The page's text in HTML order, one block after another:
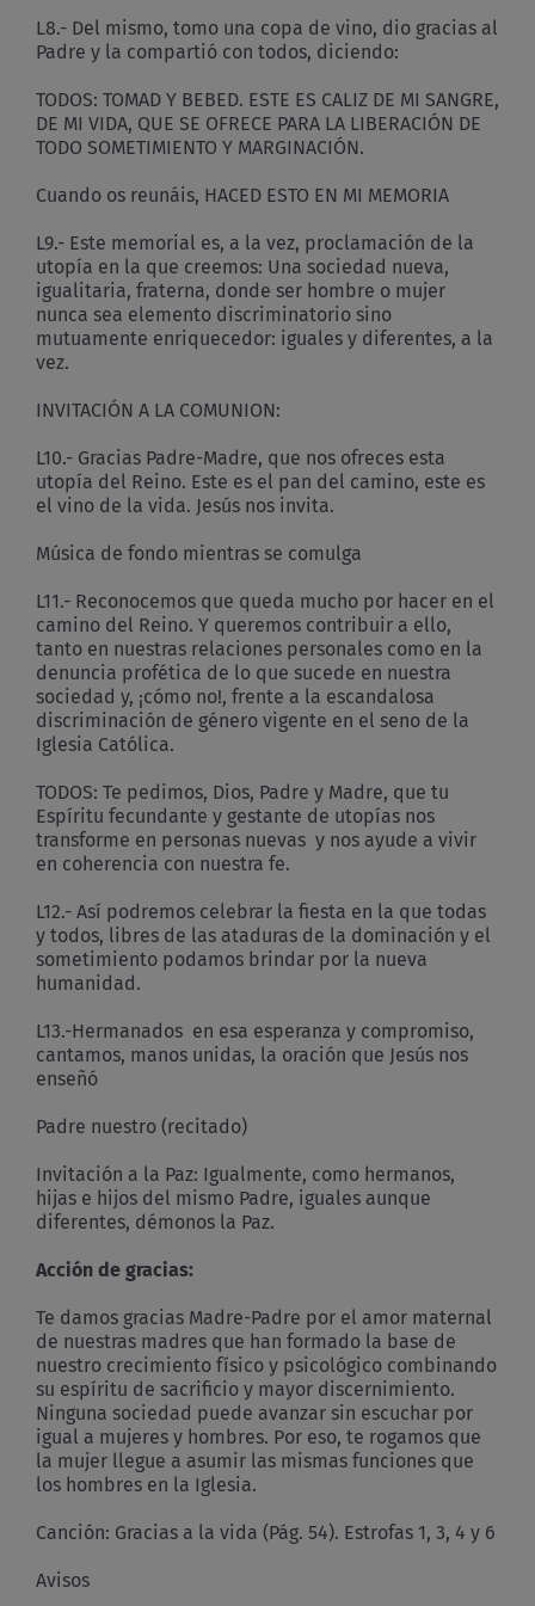
L8.- Del mismo, tomo una copa de vino, dio gracias al
Padre y la compartió con todos, diciendo:
TODOS: TOMAD Y BEBED. ESTE ES CALIZ DE MI SANGRE,
DE MI VIDA, QUE SE OFRECE PARA LA LIBERACIÓN DE
TODO SOMETIMIENTO Y MARGINACIÓN.
Cuando os reunáis, HACED ESTO EN MI MEMORIA
L9.- Este memorial es, a la vez, proclamación de la
utopía en la que creemos: Una sociedad nueva,
igualitaria, fraterna, donde ser hombre o mujer
nunca sea elemento discriminatorio sino
mutuamente enriquecedor: iguales y diferentes, a la
vez.
INVITACIÓN A LA COMUNION:
L10.- Gracias Padre-Madre, que nos ofreces esta
utopía del Reino. Este es el pan del camino, este es
el vino de la vida. Jesús nos invita.
Música de fondo mientras se comulga
L11.- Reconocemos que queda mucho por hacer en el
camino del Reino. Y queremos contribuir a ello,
tanto en nuestras relaciones personales como en la
denuncia profética de lo que sucede en nuestra
sociedad y, ¡cómo no!, frente a la escandalosa
discriminación de género vigente en el seno de la
Iglesia Católica.
TODOS: Te pedimos, Dios, Padre y Madre, que tu
Espíritu fecundante y gestante de utopías nos
transforme en personas nuevas y nos ayude a vivir
en coherencia con nuestra fe.
L12.- Así podremos celebrar la fiesta en la que todas
y todos, libres de las ataduras de la dominación y el
sometimiento podamos brindar por la nueva
humanidad.
L13.-Hermanados en esa esperanza y compromiso,
cantamos, manos unidas, la oración que Jesús nos
enseñó
Padre nuestro (recitado)
Invitación a la Paz: Igualmente, como hermanos,
hijas e hijos del mismo Padre, iguales aunque
diferentes, démonos la Paz.
Acción de gracias:
Te damos gracias Madre-Padre por el amor maternal
de nuestras madres que han formado la base de
nuestro crecimiento físico y psicológico combinando
su espíritu de sacrificio y mayor discernimiento.
Ninguna sociedad puede avanzar sin escuchar por
igual a mujeres y hombres. Por eso, te rogamos que
la mujer llegue a asumir las mismas funciones que
los hombres en la Iglesia.
Canción: Gracias a la vida (Pág. 54). Estrofas 1, 3, 4 y 6
Avisos